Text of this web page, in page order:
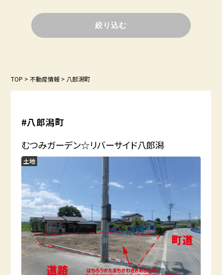
TOP >不動産情報 > 八郎潟町
#八郎潟町
むつみガーデン☆リバーサイド八郎潟
土地